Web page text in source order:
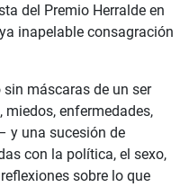
del Premio Herralde en
inapelable consagración
máscaras de un ser
enfermedades,
y una sucesión de
con la política, el sexo,
sobre lo que